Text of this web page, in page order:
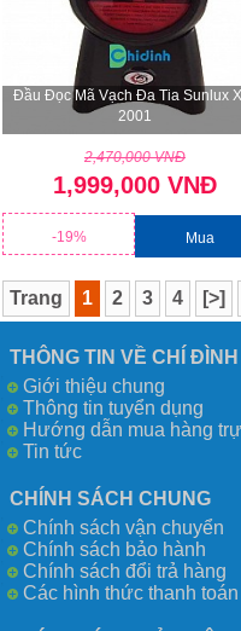
Đầu Đọc Mã Vạch Đa Tia Sunlux
2001
2,470,000 VNĐ
1,999,000 VNĐ
-19% Mua
Trang 1 2 3 4 [>]
THÔNG TIN VỀ CHÍ ĐÌNH
Giới thiệu chung
Thông tin tuyển dụng
Hướng dẫn mua hàng
Tin tức
CHÍNH SÁCH CHUNG
Chính sách vận chuyển
Chính sách bảo hành
Chính sách đổi trả hàng
Các hình thức thanh toán